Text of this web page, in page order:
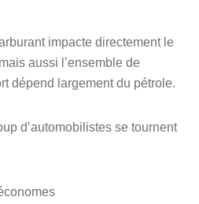
impacte directement le
aussi l’ensemble de
dépend largement du pétrole.
d’automobilistes se tournent